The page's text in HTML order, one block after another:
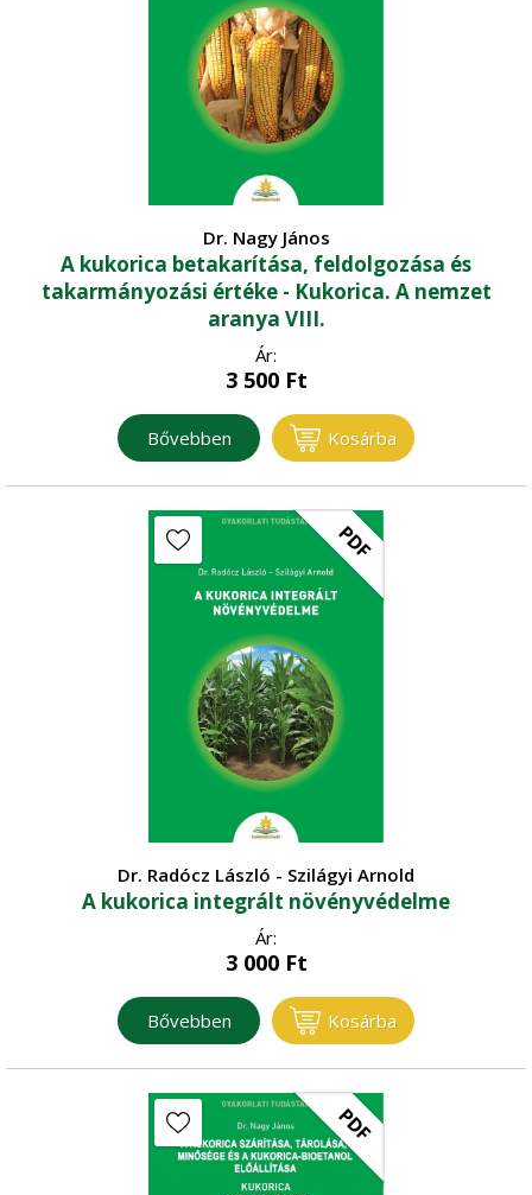
Vadgazdálkodás - Vadászat
Dr. Nagy János
A kukorica betakarítása, feldolgozása és
takarmányozási értéke - Kukorica. A nemzet
aranya VIII.
Ár:
3 500Ft
Bővebben Kosárba
PDF
Dr. Radócz László - Szilágyi Arnold
A kukorica integrált növényvédelme
Ár:
3 000Ft
Bővebben Kosárba
PDF